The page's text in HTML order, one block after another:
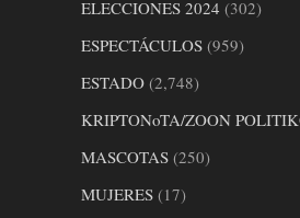
ELECCIONES 2024 (302)
ESPECTÁCULOS (959)
ESTADO (2,748)
KRIPTONoTA/ZOON
MASCOTAS (250)
MUJERES (17)